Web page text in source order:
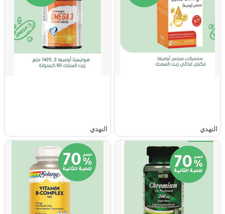
النهدي النهدي